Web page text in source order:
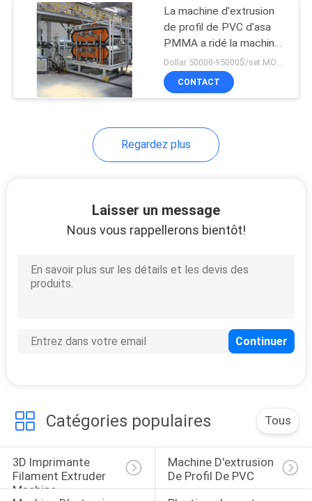
Machines de
7
Machine de
mélangeur de PVC
transport
pneumatique
1
La machine d'extrusion
de profil de PVC d'asa
PMMA a ridé la machine
en plastique d'extrusion
de profil de toit
CONTACT
Regardez plus
Laisser un message
Nous vous rappellerons bientôt!
Catégories populaires Tous
3D Imprimante
Filament Extruder
Machine
Machine D'extrusion
De Profil De PVC